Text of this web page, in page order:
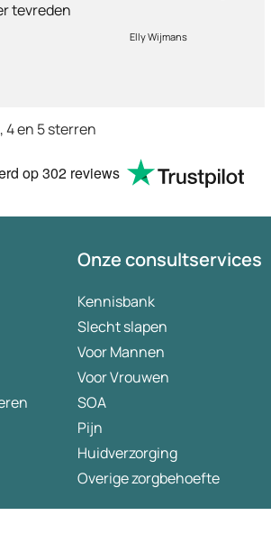
tevreden
patiënt
Elly Wijmans
4 en 5 sterren
op302 reviews
Onze consultservices
Kennisbank
Slecht slapen
Voor Mannen
Voor Vrouwen
SOA
Pijn
Huidverzorging
Overige zorgbehoefte